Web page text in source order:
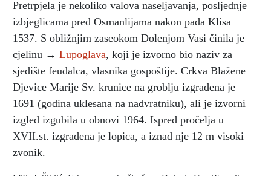
Pretrpjela je nekoliko valova naseljavanja, posljednje
izbjeglicama pred Osmanlijama nakon pada Klisa
1537. S obližnjim zaseokom Dolenjom Vasi činila je
cjelinu → Lupoglava, koji je izvorno bio naziv za
sjedište feudalca, vlasnika gospoštije. Crkva Blažene
Djevice Marije Sv. krunice na groblju izgrađena je
1691 (godina uklesana na nadvratniku), ali je izvorni
izgled izgubila u obnovi 1964. Ispred pročelja u
XVII.st. izgrađena je lopica, a iznad nje 12 m visoki
zvonik.